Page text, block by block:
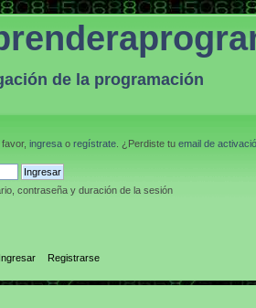
de la programación
favor, ingresa o regístrate . ¿Perdiste tu email de
contraseña y duración de la sesión
Ingresar Registrarse